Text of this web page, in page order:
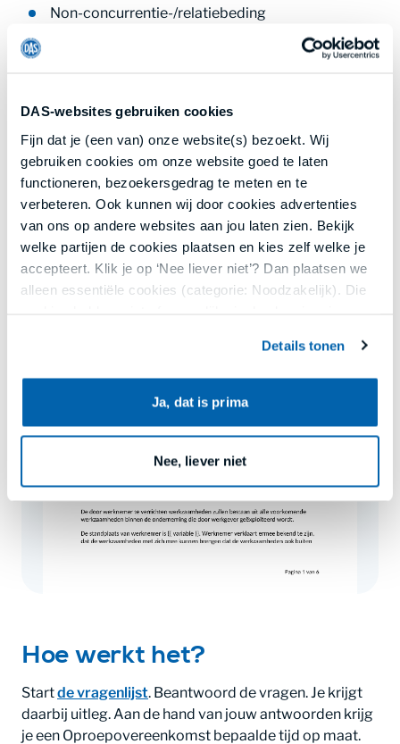
DAS-websites gebruiken cookies
Fijn dat je (een van) onze website(s) bezoekt. Wij
gebruiken cookies om onze website goed te laten
functioneren, bezoekersgedrag te meten en te
verbeteren. Ook kunnen wij door cookies advertenties
van ons op andere websites aan jou laten zien. Bekijk
welke partijen de cookies plaatsen en kies zelf welke je
accepteert. Klik je op ‘Nee liever niet’? Dan plaatsen we
alleen essentiële cookies (categorie: Noodzakelijk). Die
Jouw keuze kun je opnieuw aanpassen of intrekken via
ons cookieoverzicht onderaan onze websites of in de
menu’s van onze apps. Lees meer in
Details tonen
Ja, dat is prima
Nee, liever niet
Non-concurrentie-/relatiebeding
Voorbeeld bekijken
Hoe werkt het?
Startde vragenlijst. Beantwoord de vragen. Je krijgt
daarbij uitleg. Aan de hand van jouw antwoorden krijg
je een Oproepovereenkomst bepaalde tijd op maat.